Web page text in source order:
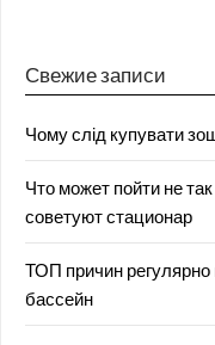
Свежие записи
Чому слід купувати
Что может пойти не
советуют стационар
ТОП причин
бассейн